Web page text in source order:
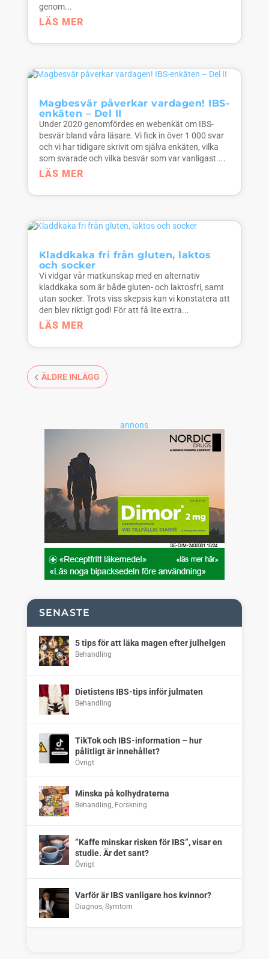
genom...
LÄS MER
Magbesvär påverkar vardagen! IBS-
enkäten – Del II
Under 2020 genomfördes en webenkät om IBS-
besvär bland våra läsare. Vi fick in över 1 000 svar
och vi har tidigare skrivit om själva enkäten, vilka
som svarade och vilka besvär som var vanligast....
LÄS MER
Kladdkaka fri från gluten, laktos
och socker
Vi vidgar vår matkunskap med en alternativ
kladdkaka som är både gluten- och laktosfri, samt
utan socker. Trots viss skepsis kan vi konstatera att
den blev riktigt god! För att få lite extra...
LÄS MER
ÄLDRE INLÄGG
annons
SENASTE
5 tips för att läka magen efter julhelgen
Behandling
Dietistens IBS-tips inför julmaten
Behandling
TikTok och IBS-information – hur
pålitligt är innehållet?
Övrigt
Minska på kolhydraterna
Behandling, Forskning
”Kaffe minskar risken för IBS”, visar en
studie. Är det sant?
Övrigt
Varför är IBS vanligare hos kvinnor?
Diagnos, Symtom